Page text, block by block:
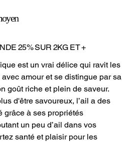
25% SUR 2KG ET +
est un vrai délice qui ravit les
amour et se distingue par sa
goût riche et plein de saveur.
d'être savoureux, l’ail a des
grâce à ses propriétés
un peu d’ail dans vos
santé et plaisir pour les